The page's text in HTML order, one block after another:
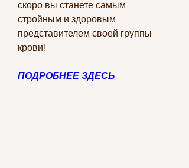
скоро вы станете самым
стройным и здоровым
представителем своей группы
крови!
ПОДРОБНЕЕ ЗДЕСЬ